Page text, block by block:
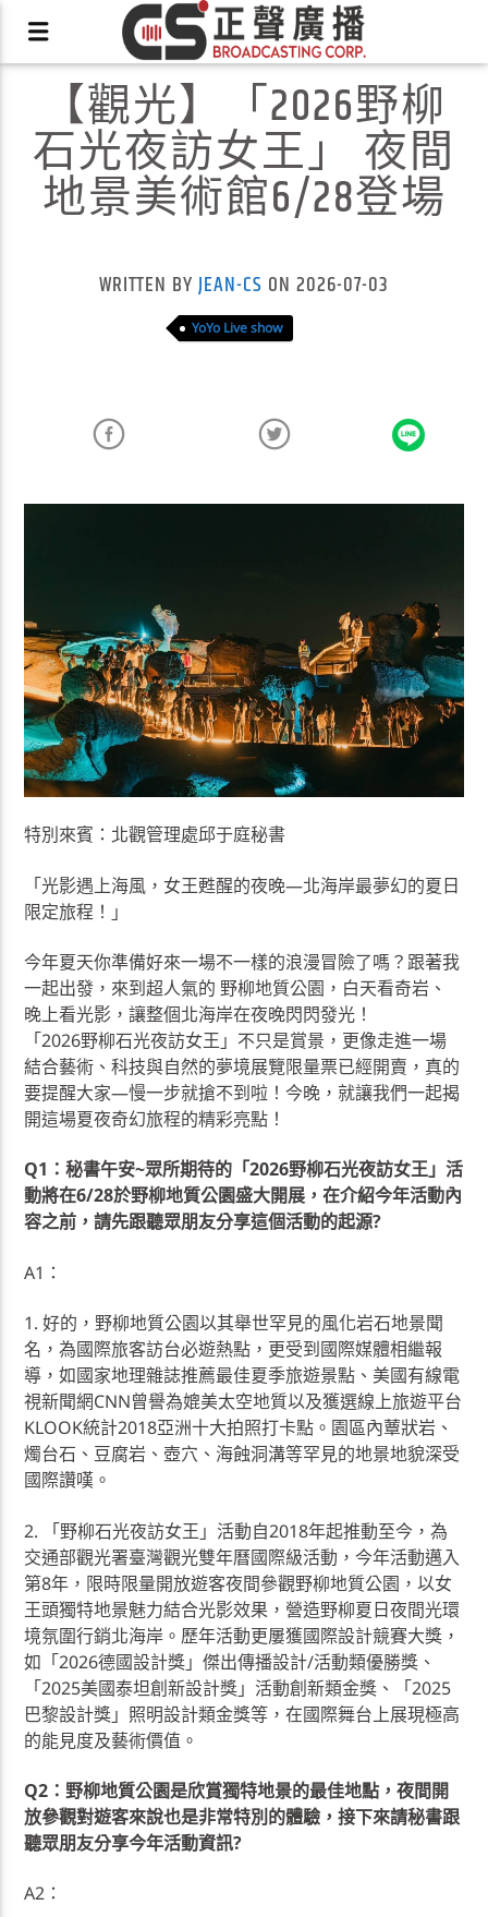
【觀光】「2026野柳
石光夜訪女王」 夜間
地景美術館6/28登場
WRITTEN BYJEAN-CS ON 2026-07-03
YoYo Live show
特別來賓：北觀管理處邱于庭秘書
「光影遇上海風，女王甦醒的夜晚—北海岸最夢幻的夏日
限定旅程！」
今年夏天你準備好來一場不一樣的浪漫冒險了嗎？跟著我
一起出發，來到超人氣的 野柳地質公園，白天看奇岩、
晚上看光影，讓整個北海岸在夜晚閃閃發光！
「2026野柳石光夜訪女王」不只是賞景，更像走進一場
結合藝術、科技與自然的夢境展覽限量票已經開賣，真的
要提醒大家—慢一步就搶不到啦！今晚，就讓我們一起揭
開這場夏夜奇幻旅程的精彩亮點！
Q1：秘書午安~眾所期待的「2026野柳石光夜訪女王」活
動將在6/28於野柳地質公園盛大開展，在介紹今年活動內
容之前，請先跟聽眾朋友分享這個活動的起源?
A1：
1. 好的，野柳地質公園以其舉世罕見的風化岩石地景聞
名，為國際旅客訪台必遊熱點，更受到國際媒體相繼報
導，如國家地理雜誌推薦最佳夏季旅遊景點、美國有線電
視新聞網CNN曾譽為媲美太空地質以及獲選線上旅遊平台
KLOOK統計2018亞洲十大拍照打卡點。園區內蕈狀岩、
燭台石、豆腐岩、壺穴、海蝕洞溝等罕見的地景地貌深受
國際讚嘆。
2. 「野柳石光夜訪女王」活動自2018年起推動至今，為
交通部觀光署臺灣觀光雙年曆國際級活動，今年活動邁入
第8年，限時限量開放遊客夜間參觀野柳地質公園，以女
王頭獨特地景魅力結合光影效果，營造野柳夏日夜間光環
境氛圍行銷北海岸。歷年活動更屢獲國際設計競賽大獎，
如「2026德國設計獎」傑出傳播設計/活動類優勝獎、
「2025美國泰坦創新設計獎」活動創新類金獎、「2025
巴黎設計獎」照明設計類金獎等，在國際舞台上展現極高
的能見度及藝術價值。
Q2：野柳地質公園是欣賞獨特地景的最佳地點，夜間開
放參觀對遊客來說也是非常特別的體驗，接下來請秘書跟
聽眾朋友分享今年活動資訊?
A2：